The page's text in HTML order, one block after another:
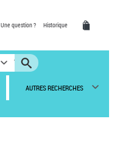
Une question ? Historique
AUTRES RECHERCHES